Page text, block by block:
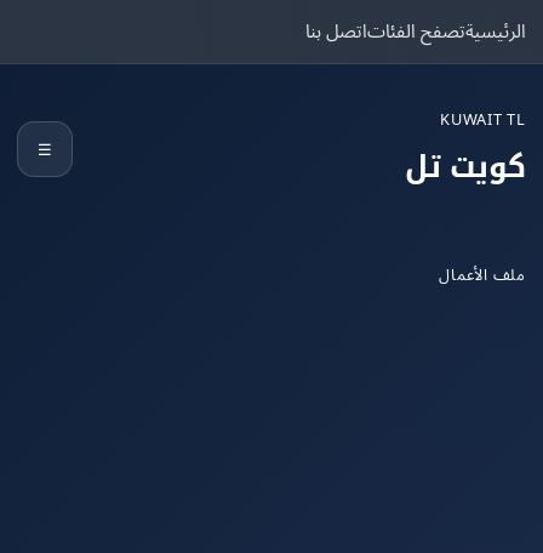
تصفح الفئاتاتصل بنا
تل